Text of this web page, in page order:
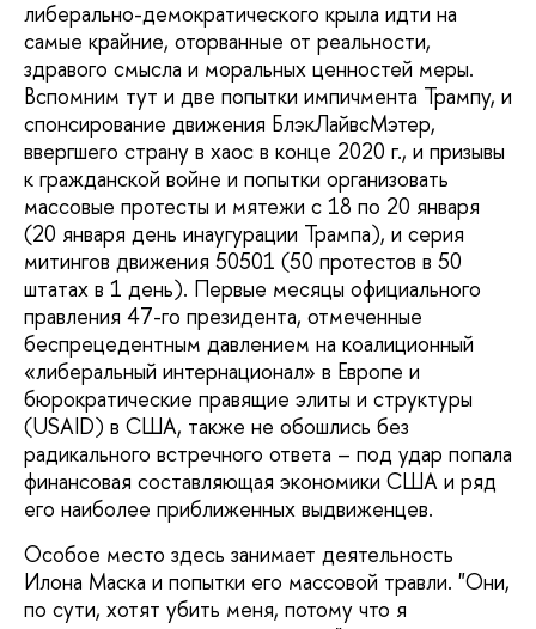
либерально-демократического крыла идти на
самые крайние, оторванные от реальности,
здравого смысла и моральных ценностей меры.
Вспомним тут и две попытки импичмента Трампу, и
спонсирование движения БлэкЛайвсМэтер,
ввергшего страну в хаос в конце 2020 г., и призывы
к гражданской войне и попытки организовать
массовые протесты и мятежи с 18 по 20 января
(20 января день инаугурации Трампа), и серия
митингов движения 50501 (50 протестов в 50
штатах в 1 день). Первые месяцы официального
правления 47-го президента, отмеченные
беспрецедентным давлением на коалиционный
«либеральный интернационал» в Европе и
бюрократические правящие элиты и структуры
(USAID) в США, также не обошлись без
радикального встречного ответа – под удар попала
финансовая составляющая экономики США и ряд
его наиболее приближенных выдвиженцев.
Особое место здесь занимает деятельность
Илона Маска и попытки его массовой травли. "Они,
по сути, хотят убить меня, потому что я